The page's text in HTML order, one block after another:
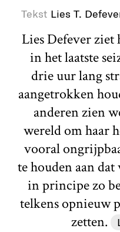
Tekst Lies T.
Lies Defever ziet
in het laatste
drie uur lang
aangetrokken
anderen zien
wereld om haar
vooral
te houden aan
in principe zo
telkens opnieuw
zetten.